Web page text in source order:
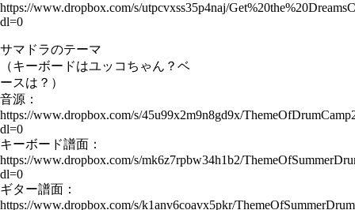
https://www.dropbox.com/s/utpcvxss35p4naj/
dl=0
サマドラのテーマ
（キーボードはユッコちゃん？ベ
ースは？）
音源：
https://www.dropbox.com/s/45u99x2m9n8gd9x/
dl=0
キーボード譜面：
https://www.dropbox.com/s/mk6z7rpbw34h1b2/
dl=0
ギター譜面：
https://www.dropbox.com/s/k1anv6coavx5pkr/